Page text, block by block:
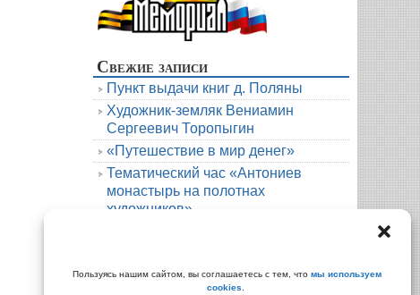
Пользуясь нашим сайтом, вы соглашаетесь с тем, что мы используем
cookies
Свежие записи
Пункт выдачи книг д. Поляны
Художник-земляк Вениамин
Сергеевич Торопыгин
«Путешествие в мир денег»
Тематический час «Антониев
монастырь на полотнах
художников»
Архивы